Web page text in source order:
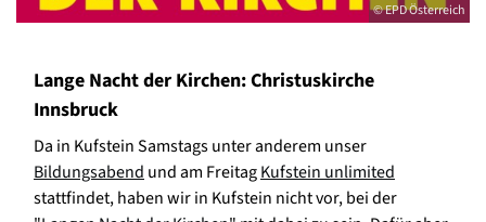
© EPD Österreich
Lange Nacht der Kirchen: Christuskirche
Innsbruck
Da in Kufstein Samstags unter anderem unser
Bildungsabendund am FreitagKufstein unlimited
stattfindet, haben wir in Kufstein nicht vor, bei der